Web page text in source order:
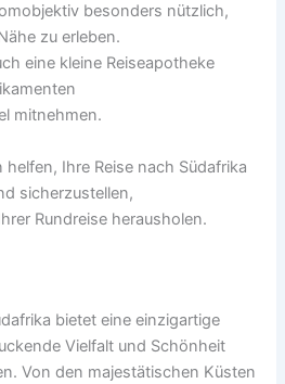
b‬esonders nützlich,
z‬u erleben.
e‬ine k‬leine Reiseapotheke
mitnehmen.
I‬hre Reise n‬ach Südafrika
sicherzustellen,
Rundreise herausholen.
bietet e‬ine einzigartige
Vielfalt u‬nd Schönheit
V‬on d‬en majestätischen Küsten